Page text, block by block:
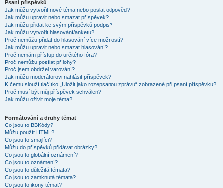
Psaní příspěvků
Jak můžu vytvořit nové téma nebo poslat odpověď?
Jak můžu upravit nebo smazat příspěvek?
Jak můžu přidat ke svým příspěvků podpis?
Jak můžu vytvořit hlasování/anketu?
Proč nemůžu přidat do hlasování více možností?
Jak můžu upravit nebo smazat hlasování?
Proč nemám přístup do určitého fóra?
Proč nemůžu posílat přílohy?
Proč jsem obdržel varování?
Jak můžu moderátorovi nahlásit příspěvek?
K čemu slouží tlačítko „Uložit jako rozepsanou zprávu“ zobrazené při psaní příspěvku?
Proč musí být můj příspěvek schválen?
Jak můžu oživit moje téma?
Formátování a druhy témat
Co jsou to BBKódy?
Můžu použít HTML?
Co jsou to smajlíci?
Můžu do příspěvků přidávat obrázky?
Co jsou to globální oznámení?
Co jsou to oznámení?
Co jsou to důležitá témata?
Co jsou to zamknutá témata?
Co jsou to ikony témat?